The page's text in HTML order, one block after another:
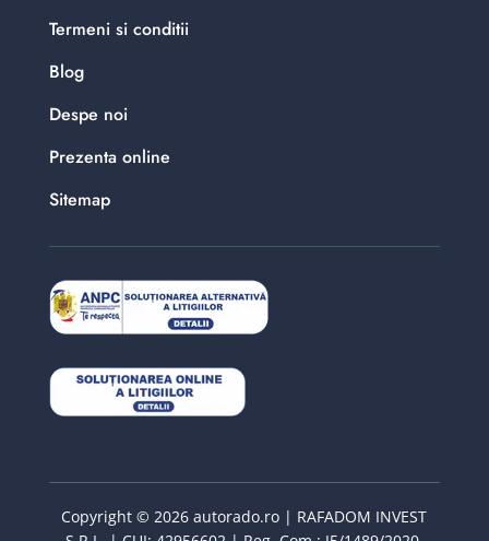
Termeni si conditii
Blog
Despe noi
Prezenta online
Sitemap
Copyright © 2026 autorado.ro | RAFADOM INVEST